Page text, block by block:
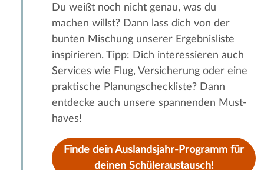
Du weißt noch nicht genau, was du
machen willst? Dann lass dich von der
bunten Mischung unserer Ergebnisliste
inspirieren. Tipp: Dich interessieren auch
Services wie Flug, Versicherung oder eine
praktische Planungscheckliste? Dann
entdecke auch unsere spannenden Must-
haves!
Finde dein Auslandsjahr-Programm für
deinen Schüleraustausch!